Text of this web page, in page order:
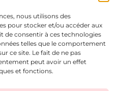
nous utilisons des
pour stocker et/ou accéder aux
de consentir à ces technologies
telles que le comportement
ce site. Le fait de ne pas
peut avoir un effet
et fonctions.